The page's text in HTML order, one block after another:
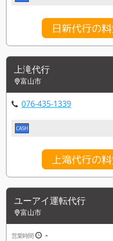
日新代行の
上滝代行
富山市
076-435-1339
CASH
上滝代行の
ユーアイ運転代行
富山市
営業時間
-